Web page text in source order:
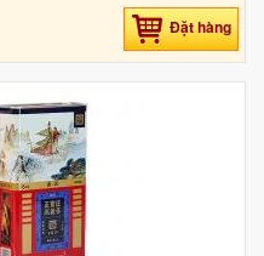
Đặt hàng